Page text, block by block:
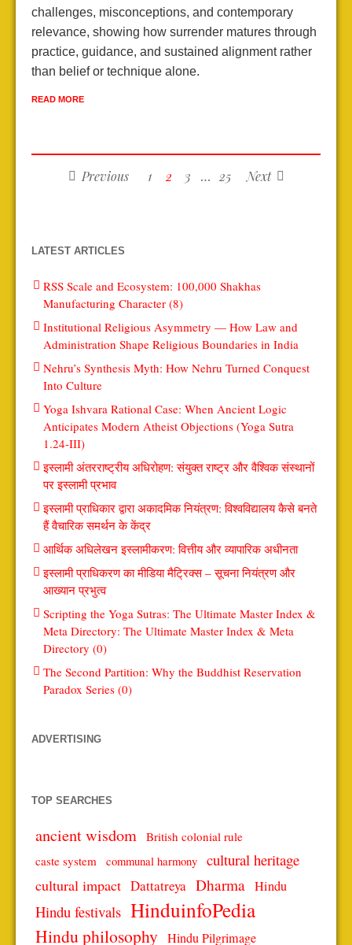
challenges, misconceptions, and contemporary
relevance, showing how surrender matures through
practice, guidance, and sustained alignment rather
than belief or technique alone.
READ MORE
Previous 1 2 3 … 25 Next
LATEST ARTICLES
RSS Scale and Ecosystem: 100,000 Shakhas
Manufacturing Character (8)
Institutional Religious Asymmetry — How Law and
Administration Shape Religious Boundaries in India
Nehru’s Synthesis Myth: How Nehru Turned Conquest
Into Culture
Yoga Ishvara Rational Case: When Ancient Logic
Anticipates Modern Atheist Objections (Yoga Sutra
1.24-III)
इस्लामी अंतरराष्ट्रीय अधिरोहण: संयुक्त राष्ट्र और वैश्विक संस्थानों
पर इस्लामी प्रभाव
इस्लामी प्राधिकार द्वारा अकादमिक नियंत्रण: विश्वविद्यालय कैसे बनते
हैं वैचारिक समर्थन के केंद्र
आर्थिक अधिलेखन इस्लामीकरण: वित्तीय और व्यापारिक अधीनता
इस्लामी प्राधिकरण का मीडिया मैट्रिक्स – सूचना नियंत्रण और
आख्यान प्रभुत्व
Scripting the Yoga Sutras: The Ultimate Master Index &
Meta Directory: The Ultimate Master Index & Meta
Directory (0)
The Second Partition: Why the Buddhist Reservation
Paradox Series (0)
ADVERTISING
TOP SEARCHES
ancient wisdom British colonial rule
caste system
communal harmony cultural heritage
cultural impact Dattatreya Dharma Hindu
Hindu festivals HinduinfoPedia
Hindu philosophy Hindu Pilgrimage